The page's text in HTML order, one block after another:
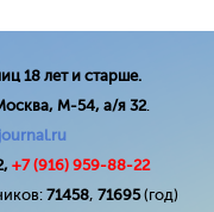
18 лет и старше.
М-54, а/я 32.
+7 (916) 959-88-22
71458, 71695(год)